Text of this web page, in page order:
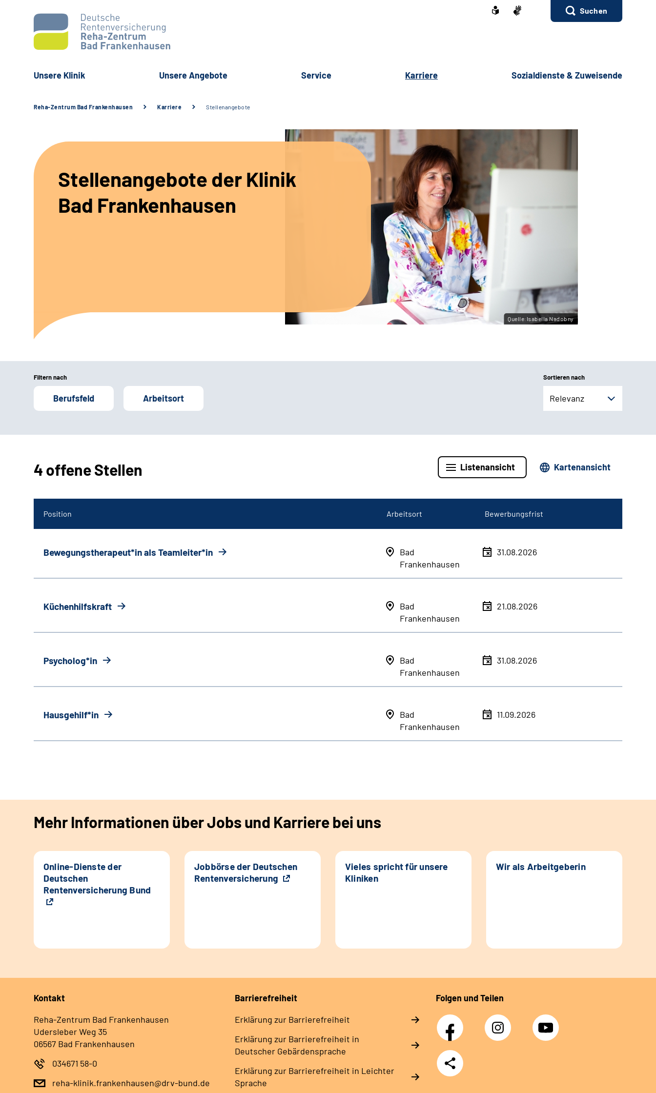
Suchen
Unsere Klinik Unsere Angebote Service Karriere Sozialdienste & Zuweisende
Reha-Zentrum Bad Frankenhausen Karriere Stellenangebote
Stellenangebote der Klinik
Bad Frankenhausen
Quelle:Isabella Nadobny
Filtern nach
Berufsfeld Arbeitsort
Sortieren nach
Relevanz
4 offene Stellen Listenansicht Kartenansicht
Position Arbeitsort Bewerbungsfrist
Bewegungstherapeut*in als Teamleiter*in
Bad
Frankenhausen
31.08.2026
Küchenhilfskraft
Bad
Frankenhausen
21.08.2026
Psycholog*in
Bad
Frankenhausen
31.08.2026
Hausgehilf*in
Bad
Frankenhausen
11.09.2026
Mehr Informationen über Jobs und Karriere bei uns
Online-Dienste der
Deutschen
Rentenversicherung Bund
Jobbörse der Deutschen
Rentenversicherung
Vieles spricht für unsere
Kliniken
Wir als Arbeitgeberin
Kontakt
Reha-Zentrum Bad Frankenhausen
Udersleber Weg 35
06567 Bad Frankenhausen
034671 58-0
reha-klinik.frankenhausen@drv-bund.de
Barrierefreiheit
Erklärung zur Barrierefreiheit
Erklärung zur Barrierefreiheit in
Deutscher Gebärdensprache
Erklärung zur Barrierefreiheit in Leichter
Sprache
Folgen und Teilen
Facebook Instagram YouTube
Teilen